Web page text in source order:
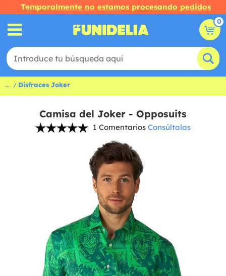
Temporalmente no estamos procesando pedidos
0
... Disfraces Joker
Camisa del Joker - Opposuits
1 Comentarios Consúltalas